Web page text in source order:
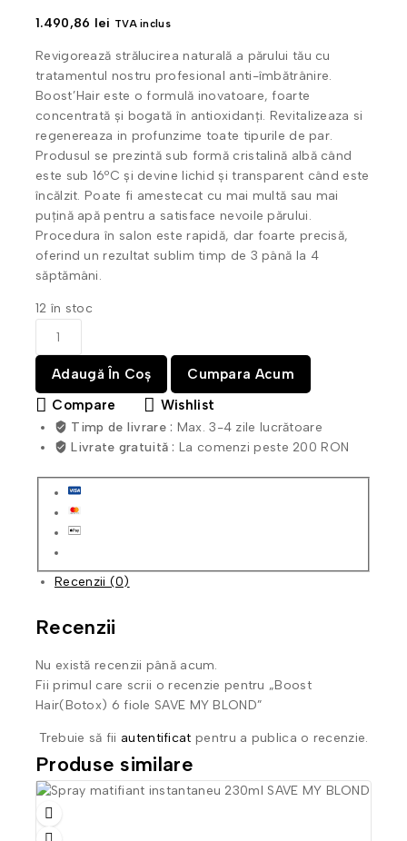
1.490,86 lei TVA inclus
Revigorează strălucirea naturală a părului tău cu
tratamentul nostru profesional anti-îmbătrânire.
Boost’Hair este o formulă inovatoare, foarte
concentrată și bogată în antioxidanți. Revitalizeaza si
regenereaza in profunzime toate tipurile de par.
Produsul se prezintă sub formă cristalină albă când
este sub 16ºC și devine lichid și transparent când este
încălzit. Poate fi amestecat cu mai multă sau mai
puțină apă pentru a satisface nevoile părului.
Procedura în salon este rapidă, dar foarte precisă,
oferind un rezultat sublim timp de 3 până la 4
săptămâni.
12 în stoc
Adaugă În Coș
Cumpara Acum
Compare
Wishlist
Timp de livrare : Max. 3-4 zile lucrătoare
Livrate gratuită :La comenzi peste 200 RON
Recenzii (0)
Recenzii
Nu există recenzii până acum.
Fii primul care scrii o recenzie pentru „Boost
Hair(Botox) 6 fiole SAVE MY BLOND”
Trebuie să fii autentificat pentru a publica o recenzie.
Produse similare